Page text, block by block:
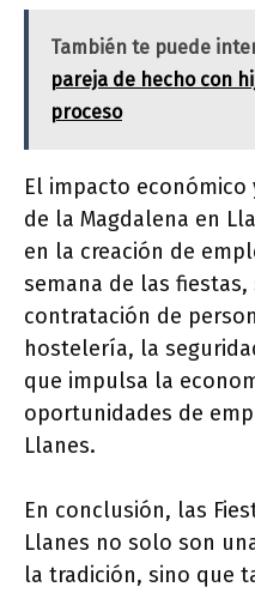
También te puede
pareja de hecho con
proceso
El impacto
de la Magdalena en
en la creación de
semana de las
contratación de
hostelería, la
que impulsa la
oportunidades de
Llanes.
En conclusión, las
Llanes no solo son
la tradición, sino que